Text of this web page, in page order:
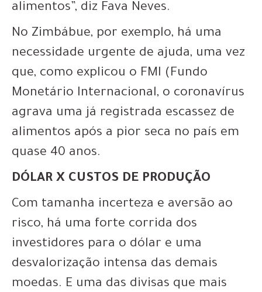
alimentos”, diz Fava Neves.
No Zimbábue, por exemplo, há uma
necessidade urgente de ajuda, uma vez
que, como explicou o FMI (Fundo
Monetário Internacional, o coronavírus
agrava uma já registrada escassez de
alimentos após a pior seca no país em
quase 40 anos.
DÓLAR X CUSTOS DE PRODUÇÃO
Com tamanha incerteza e aversão ao
risco, há uma forte corrida dos
investidores para o dólar e uma
desvalorização intensa das demais
moedas. E uma das divisas que mais